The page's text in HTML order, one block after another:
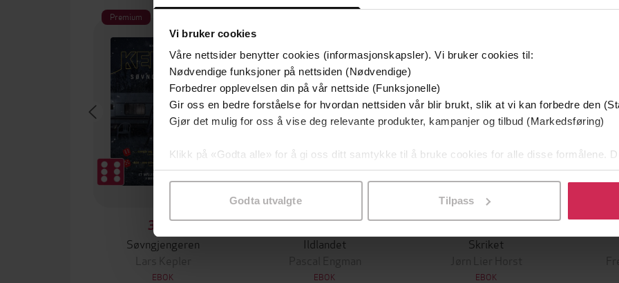
Vi bruker cookies
Våre nettsider benytter cookies (informasjonskapsler). Vi bruker cookies til:
Nødvendige funksjoner på nettsiden (Nødvendige)
Forbedrer opplevelsen din på vår nettside (Funksjonelle)
Gir oss en bedre forståelse for hvordan nettsiden vår blir brukt, slik at vi kan forbedre den
Gjør det mulig for oss å vise deg relevante produkter, kampanjer og tilbud (Markedsføring)
Klikk på «Godta alle» for å gi oss ditt samtykke til å bruke cookies for alle disse formålene.
samtykke til spesifikke formål ved å klikke på «Tilpass». Du kan når som helst trekke
Godta utvalgte Tilpass
Premium
349,-
Søvngjengeren
Lars Kepler
EBOK
249,-
Ildlandet
Pascal Engman
EBOK
149,-
Skriket
Jørn Lier Horst
EBOK